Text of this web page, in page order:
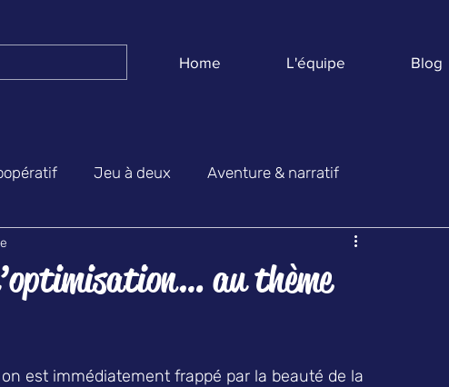
Home L'équipe Blog
Jeu à deux Aventure & narratif
au thème
est immédiatement frappé par la beauté de la